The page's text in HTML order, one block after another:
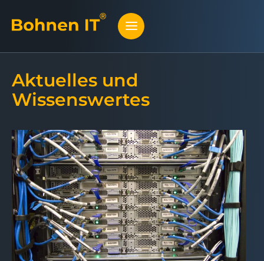
Aktuelles und
Wissenswertes